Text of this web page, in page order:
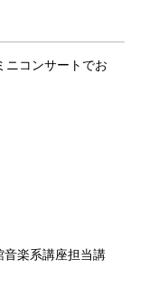
ニコンサートでお
楽系講座担当講